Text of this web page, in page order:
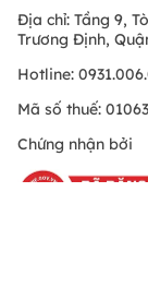
Địa chỉ: Tầng 9,
Trương Định,
Hotline:
Mã số thuế:
Chứng nhận bởi